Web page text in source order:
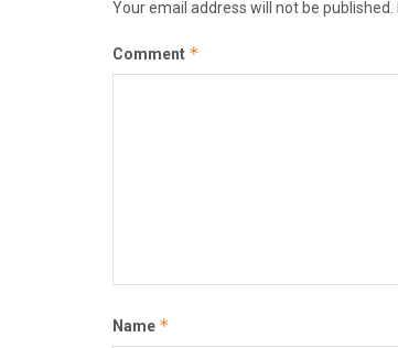
Your email address will not be published.
Comment *
Name *